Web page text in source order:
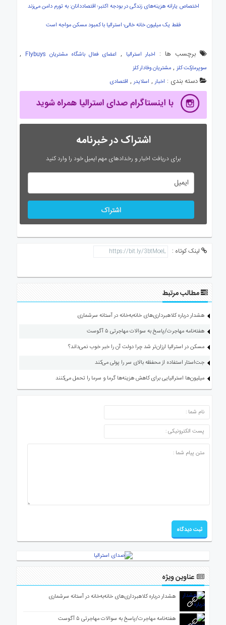
اختصاص یارانه هزینه‌های زندگی در بودجه اکتبر؛ اقتصاددانان: به تورم دامن می‌زند
فقط یک میلیون خانه خالی؛ استرالیا با کمبود مسکن مواجه است
برچسب ها : اخبار استرالیا , اعضای فعال باشگاه مشتریان Flybuys ,
سوپرمارکت کلز, مشتریان وفادار کلز
دسته بندی : اخبار, اسلایدر, اقتصادی
اشتراک در خبرنامه
برای دریافت اخبار و رخدادهای مهم ایمیل خود را وارد کنید
اشتراک
لینک کوتاه :
مطالب مرتبط
هشدار درباره کلاهبرداری‌های خانه‌به‌خانه در آستانه سرشماری
هفته‌نامه مهاجرت/پاسخ به سوالات مهاجرتی ۵ آگوست
مسکن در استرالیا ارزان‌تر شد چرا دولت آن را خبر خوب نمی‌داند؟
جت‌استار استفاده از محفظه بالای سر را پولی می‌کند
میلیون‌ها استرالیایی برای کاهش هزینه‌ها گرما و سرما را تحمل می‌کنند
ارسال دیدگاه
عناوین ویژه
هشدار درباره کلاهبرداری‌های خانه‌به‌خانه در آستانه سرشماری
هفته‌نامه مهاجرت/پاسخ به سوالات مهاجرتی ۵ آگوست